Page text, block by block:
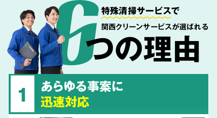
特殊清掃サービスで
関西クリーンサービスが選ばれる
つの理由
1
あらゆる事案に
迅速対応